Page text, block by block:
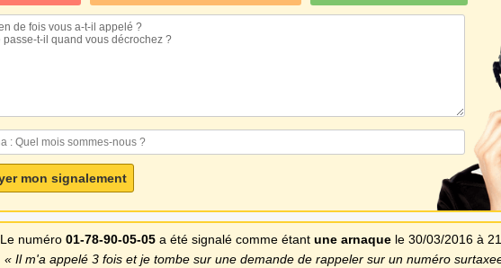
Le numéro 01-78-90-05-05 a été signalé comme étant une arnaque le 30/03/2016 à
Il m'a appelé 3 fois et je tombe sur une demande de rappeler sur un numéro